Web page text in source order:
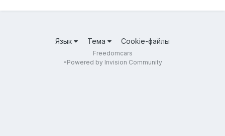
Язык Тема Cookie-файлы
Freedomcars
=Powered by Invision Community